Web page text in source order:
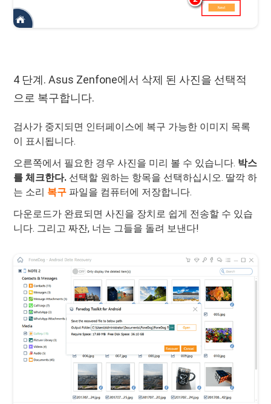
4 단계. Asus Zenfone에서 삭제 된 사진을 선택적
으로 복구합니다.
검사가 중지되면 인터페이스에 복구 가능한 이미지 목록
이 표시됩니다.
오른쪽에서 필요한 경우 사진을 미리 볼 수 있습니다. 박스
를 체크한다. 선택할 원하는 항목을 선택하십시오. 딸깍 하
는 소리 복구 파일을 컴퓨터에 저장합니다.
다운로드가 완료되면 사진을 장치로 쉽게 전송할 수 있습
니다. 그리고 짜잔, 너는 그들을 돌려 보낸다!